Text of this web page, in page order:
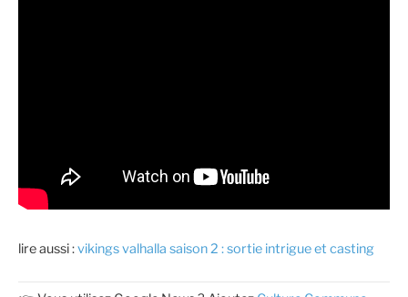
lire aussi :vikings valhalla saison 2 : sortie intrigue et casting